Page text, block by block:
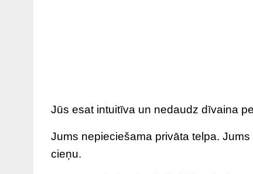
Jūs esat intuitīva un nedaudz dīvaina
Jums nepieciešama privāta telpa.
cieņu.